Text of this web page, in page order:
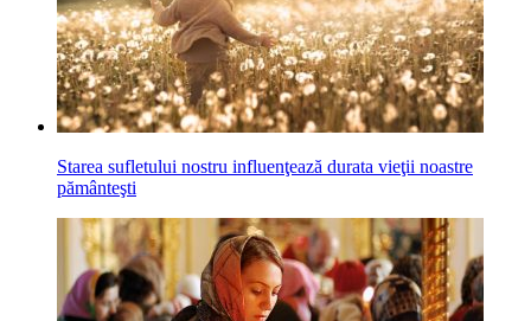
Starea sufletului nostru influenţează durata vieţii noastre
pământeşti